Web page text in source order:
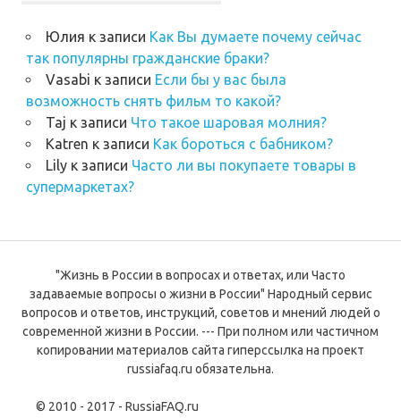
Юлия к записи Как Вы думаете почему сейчас
так популярны гражданские браки?
Vasabi к записи Если бы у вас была
возможность снять фильм то какой?
Taj к записи Что такое шаровая молния?
Katren к записи Как бороться с бабником?
Lilyк записи Часто ли вы покупаете товары в
супермаркетах?
"Жизнь в России в вопросах и ответах, или Часто
задаваемые вопросы о жизни в России" Народный сервис
вопросов и ответов, инструкций, советов и мнений людей о
современной жизни в России. --- При полном или частичном
копировании материалов сайта гиперссылка на проект
russiafaq.ru обязательна.
© 2010 - 2017 - RussiaFAQ.ru